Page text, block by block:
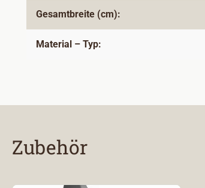
Gesamtbreite (cm):
Material – Typ:
Zubehör